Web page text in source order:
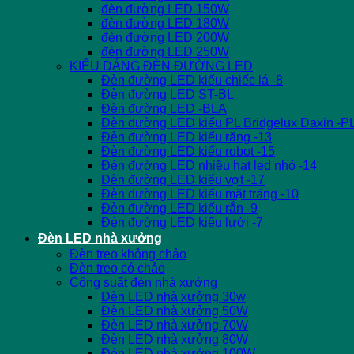
đèn đường LED 150W
đèn đường LED 180W
đèn đường LED 200W
đèn đường LED 250W
KIỂU DÁNG ĐÈN ĐƯỜNG LED
Đèn đường LED kiểu chiếc lá -8
Đèn đường LED ST-BL
Đèn đường LED -BLA
Đèn đường LED kiểu PL Bridgelux Daxin -
Đèn đường LED kiểu răng -13
Đèn đường LED kiểu robot -15
Đèn đường LED nhiều hạt led nhỏ -14
Đèn đường LED kiểu vợt -17
Đèn đường LED kiểu mặt trăng -10
Đèn đường LED kiểu rắn -9
Đèn đường LED kiểu lưới -7
Đèn LED nhà xưởng
Đèn treo không chảo
Đèn treo có chảo
Công suất đèn nhà xưởng
Đèn LED nhà xưởng 30w
Đèn LED nhà xưởng 50W
Đèn LED nhà xưởng 70W
Đèn LED nhà xưởng 80W